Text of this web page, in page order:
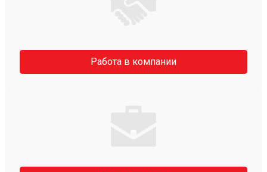
Работа в компании